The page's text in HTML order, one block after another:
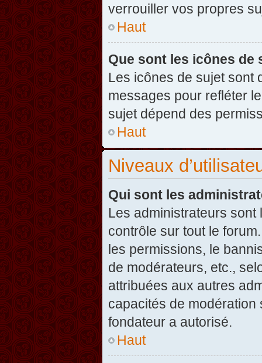
verrouiller vos propres
Haut
Que sont les icônes de
Les icônes de sujet sont
messages pour refléter
sujet dépend des
Haut
Niveaux
Qui sont les
Les administrateurs
contrôle sur tout le
les permissions, le
de modérateurs, etc.,
attribuées aux autres
capacités de modération
fondateur a autorisé.
Haut